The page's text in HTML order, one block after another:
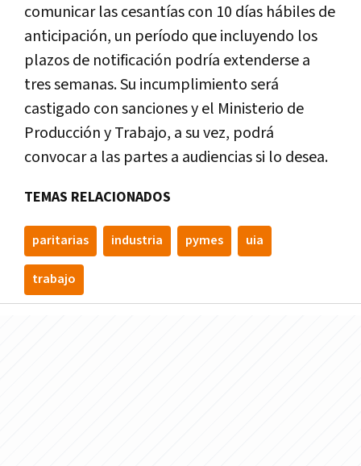
comunicar las cesantías con 10 días hábiles de
anticipación, un período que incluyendo los
plazos de notificación podría extenderse a
tres semanas. Su incumplimiento será
castigado con sanciones y el Ministerio de
Producción y Trabajo, a su vez, podrá
convocar a las partes a audiencias si lo desea.
TEMAS RELACIONADOS
paritarias industria pymes uia
trabajo